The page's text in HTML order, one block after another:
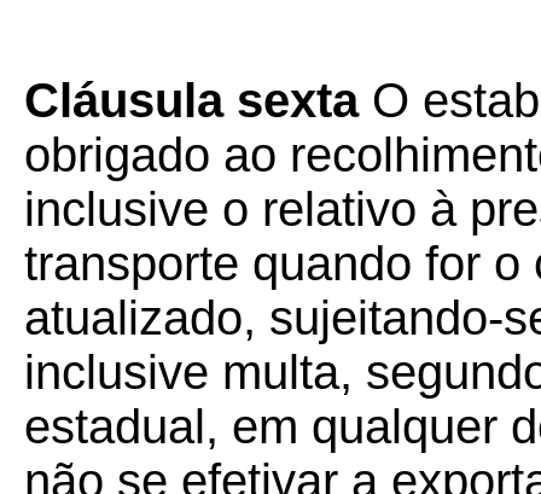
Cláusula sextaO
obrigado ao
inclusive o relativo à
transporte quando for
atualizado, sujeitando-
inclusive multa,
estadual, em qualquer
não se efetivar a